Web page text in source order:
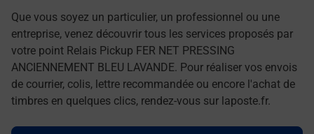
Que vous soyez un particulier, un professionnel ou une
entreprise, venez découvrir tous les services proposés par
votre point Relais Pickup FER NET PRESSING
ANCIENNEMENT BLEU LAVANDE. Pour réaliser vos envois
de courrier, colis, lettre recommandée ou encore l'achat de
timbres en quelques clics, rendez-vous sur laposte.fr.